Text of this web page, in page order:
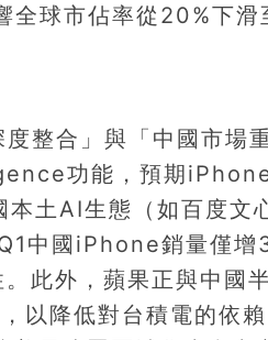
全球市佔率從20%下滑
整合」與「中國市場
功能，預期
土AI生態（如百度文
中國iPhone銷量僅增
此外，蘋果正與中國
以降低對台積電的依